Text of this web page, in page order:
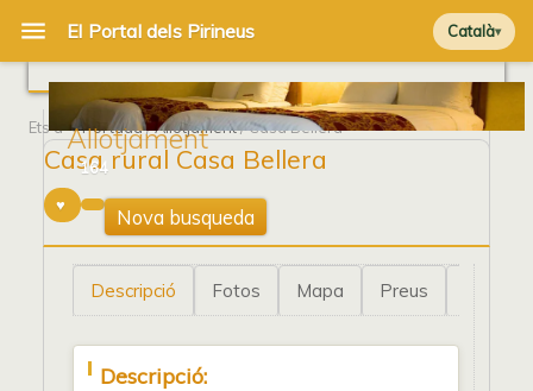
Català
Allotjament
Ets a Portada/Allotjament/ Casa Bellera
Casa rural Casa Bellera
164
Nova busqueda
Descripció Fotos Mapa Preus Tour
Descripció: